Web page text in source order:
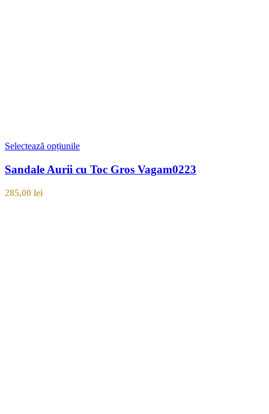
Selectează opțiunile
Sandale Aurii cu Toc Gros Vagam0223
285,00 lei